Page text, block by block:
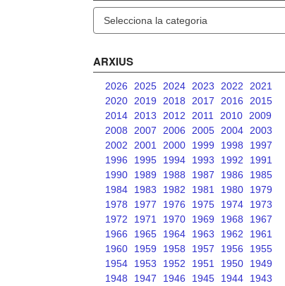
ARXIUS
2026 2025 2024 2023 2022
2021
2020
2019 2018 2017 2016
2015
2014
2013 2012 2011 2010
2009
2008
2007 2006 2005 2004
2003
2002
2001 2000 1999 1998
1997
1996
1995 1994 1993 1992
1991
1990
1989 1988 1987 1986
1985
1984
1983 1982 1981 1980
1979
1978
1977 1976 1975 1974
1973
1972
1971 1970 1969 1968
1967
1966
1965 1964 1963 1962
1961
1960
1959 1958 1957 1956
1955
1954
1953 1952 1951 1950
1949
1948
1947 1946 1945 1944
1943